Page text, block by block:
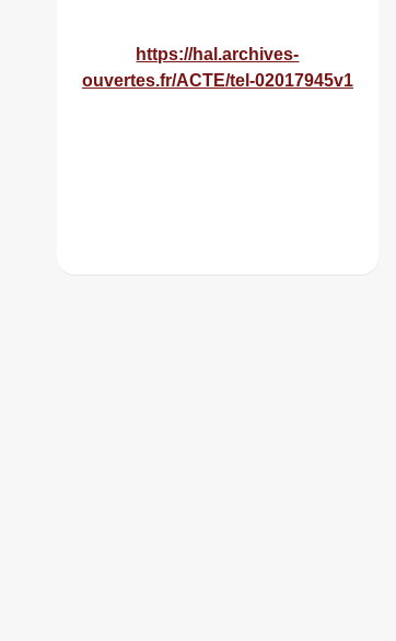
https://hal.archives-
ouvertes.fr/ACTE/tel-02017945v1